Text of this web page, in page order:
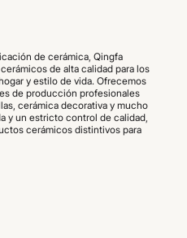
de cerámica, Qingfa
de alta calidad para los
y estilo de vida. Ofrecemos
de producción profesionales
cerámica decorativa y mucho
y un estricto control de calidad,
cerámicos distintivos para